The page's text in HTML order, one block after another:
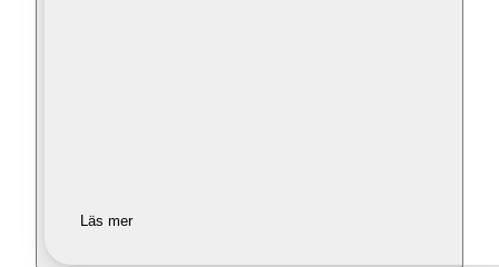
Läs mer